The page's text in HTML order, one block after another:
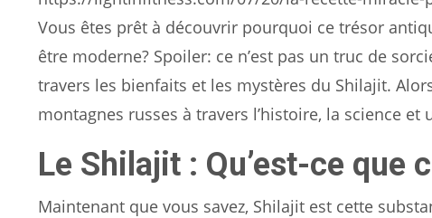
Vous êtes prêt à découvrir pourquoi ce trésor
être moderne? Spoiler: ce n’est pas un truc de
travers les bienfaits et les mystères du Shilajit.
montagnes russes à travers l’histoire, la science
Le Shilajit : Qu’est-ce que
Maintenant que vous savez, Shilajit est cette